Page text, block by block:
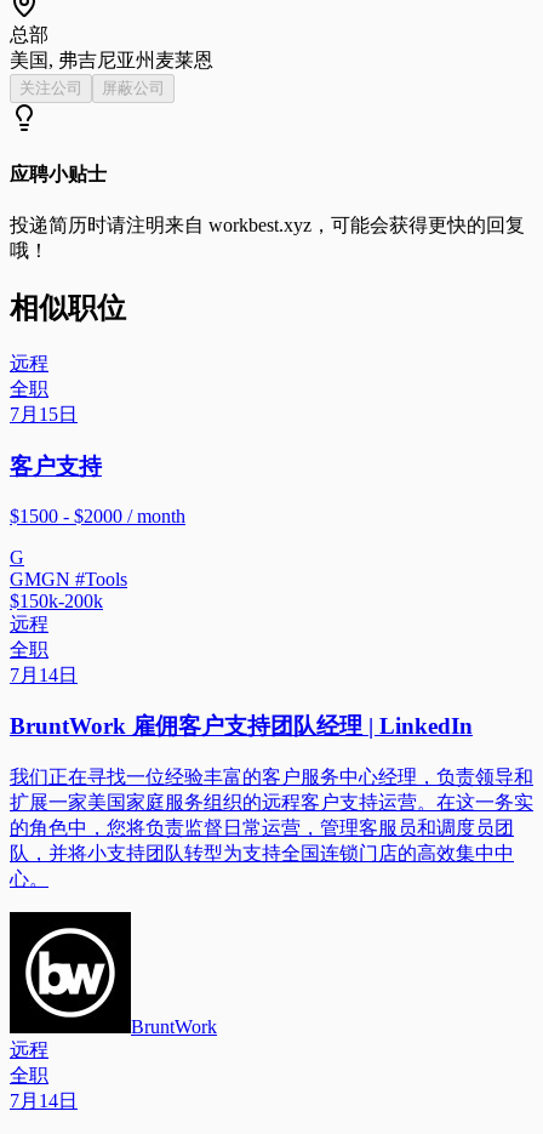
总部
美国, 弗吉尼亚州麦莱恩
关注公司 屏蔽公司
应聘小贴士
投递简历时请注明来自 workbest.xyz ，可能会获得更快的回复
哦！
相似职位
远程
全职
7月15日
客户支持
$1500 - $2000 / month
G
GMGN #Tools
$150k-200k
远程
全职
7月14日
BruntWork 雇佣客户支持团队经理 | LinkedIn
我们正在寻找一位经验丰富的客户服务中心经理，负责领导和
扩展一家美国家庭服务组织的远程客户支持运营。在这一务实
的角色中，您将负责监督日常运营，管理客服员和调度员团
队，并将小支持团队转型为支持全国连锁门店的高效集中中
心。
BruntWork
远程
全职
7月14日